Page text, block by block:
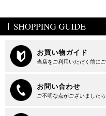
SHOPPING GUIDE